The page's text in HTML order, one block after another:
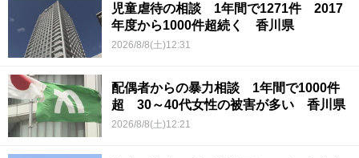
児童虐待の相談 1年間で1271件 2017
年度から1000件超続く 香川県
2026/8/8(土)12:31
配偶者からの暴力相談 1年間で1000件
超 30～40代女性の被害が多い 香川県
2026/8/8(土)12:21